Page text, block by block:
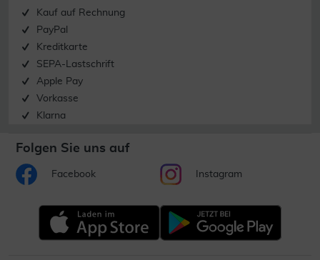
Kauf auf Rechnung
PayPal
Kreditkarte
SEPA-Lastschrift
Apple Pay
Vorkasse
Klarna
Folgen Sie uns auf
Facebook Instagram